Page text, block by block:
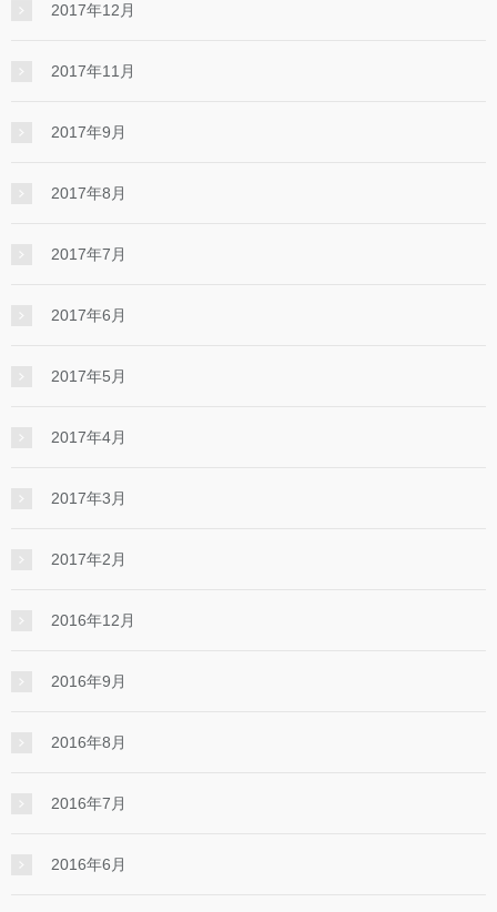
2017年12月
2017年11月
2017年9月
2017年8月
2017年7月
2017年6月
2017年5月
2017年4月
2017年3月
2017年2月
2016年12月
2016年9月
2016年8月
2016年7月
2016年6月